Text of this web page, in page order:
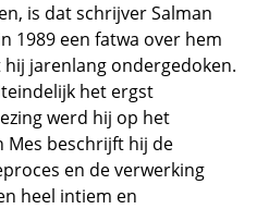
is dat schrijver Salman
1989 een fatwa over hem
jarenlang ondergedoken.
het ergst
werd hij op het
Mes beschrijft hij de
en de verwerking
heel intiem en